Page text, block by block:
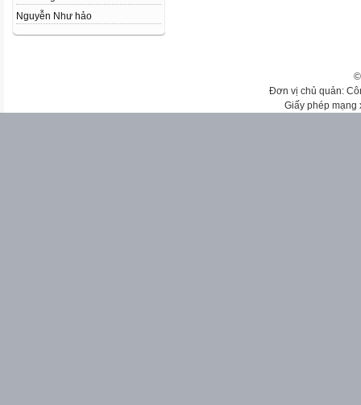
Nguyễn Như hảo
Đơn vị chủ quản:
Giấy phép mạng